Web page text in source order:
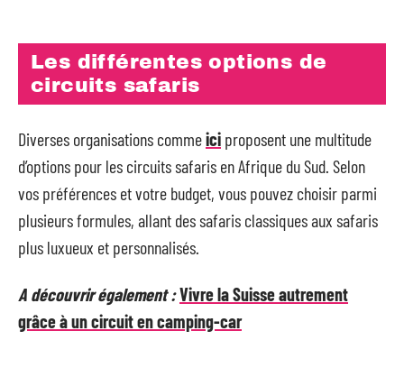
Les différentes options de
circuits safaris
Diverses organisations commeici proposent une multitude
d’options pour les circuits safaris en Afrique du Sud. Selon
vos préférences et votre budget, vous pouvez choisir parmi
plusieurs formules, allant des safaris classiques aux safaris
plus luxueux et personnalisés.
A découvrir également :Vivre la Suisse autrement
grâce à un circuit en camping-car